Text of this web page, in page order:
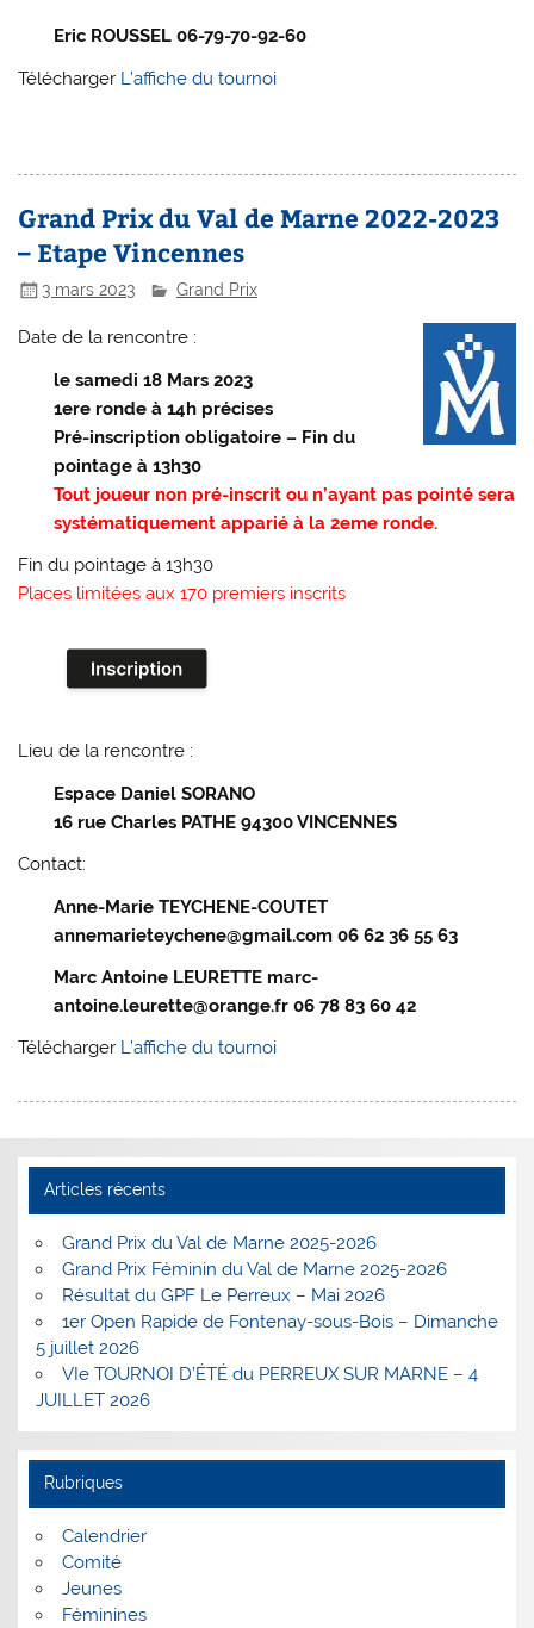
Eric ROUSSEL 06-79-70-92-60
Télécharger L’affiche du tournoi
Grand Prix du Val de Marne 2022-2023
– Etape Vincennes
3 mars 2023 Grand Prix
Date de la rencontre :
le samedi 18 Mars 2023
1ere ronde à 14h précises
Pré-inscription obligatoire – Fin du
pointage à 13h30
Tout joueur non pré-inscrit ou n’ayant pas pointé sera
systématiquement apparié à la 2eme ronde.
Fin du pointage à 13h30
Places limitées aux 170 premiers inscrits
Lieu de la rencontre :
Espace Daniel SORANO
16 rue Charles PATHE 94300 VINCENNES
Contact:
Anne-Marie TEYCHENE-COUTET
annemarieteychene@gmail.com 06 62 36 55 63
Marc Antoine LEURETTE marc-
antoine.leurette@orange.fr 06 78 83 60 42
Télécharger L’affiche du tournoi
Articles récents
Grand Prix du Val de Marne 2025-2026
Grand Prix Féminin du Val de Marne 2025-2026
Résultat du GPF Le Perreux – Mai 2026
1er Open Rapide de Fontenay-sous-Bois – Dimanche
5 juillet 2026
VIe TOURNOI D’ÉTÉ du PERREUX SUR MARNE – 4
JUILLET 2026
Rubriques
Calendrier
Comité
Jeunes
Féminines